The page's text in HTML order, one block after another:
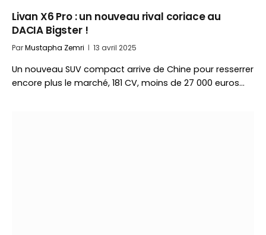
Livan X6 Pro : un nouveau rival coriace au
DACIA Bigster !
ParMustapha Zemri 13 avril 2025
Un nouveau SUV compact arrive de Chine pour resserrer
encore plus le marché, 181 CV, moins de 27 000 euros…